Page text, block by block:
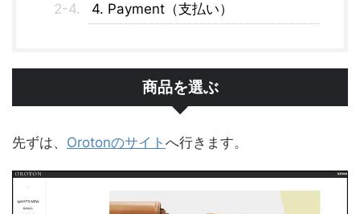
4. Payment（支払い）
商品を選ぶ
先ずは、 Orotonのサイト へ行きます。